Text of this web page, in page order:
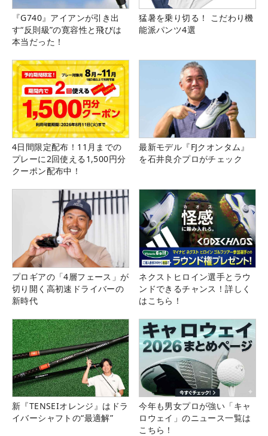
『G740』アイアンが引き出
す“反則級”の寛容性と飛びは
本当だった！
猛暑を乗り切る！ こだわり機
能派パンツ4選
4日間限定配布！11月までの
プレーに2回使える1,500円分
クーポン配布中！
最新モデル『FJクオンタム』
を石井良介プロがチェック
プロギアの「4層フェース」が
切り開く高初速ドライバーの
新時代
ネクストヒロイン選手とラウ
ンドできるチャンス！詳しく
はこちら！
新『TENSEIオレンジ』はドラ
イバーシャフトの“最適解”
今年も男女プロが強い「キャ
ロウェイ」のニュース一覧は
こちら！